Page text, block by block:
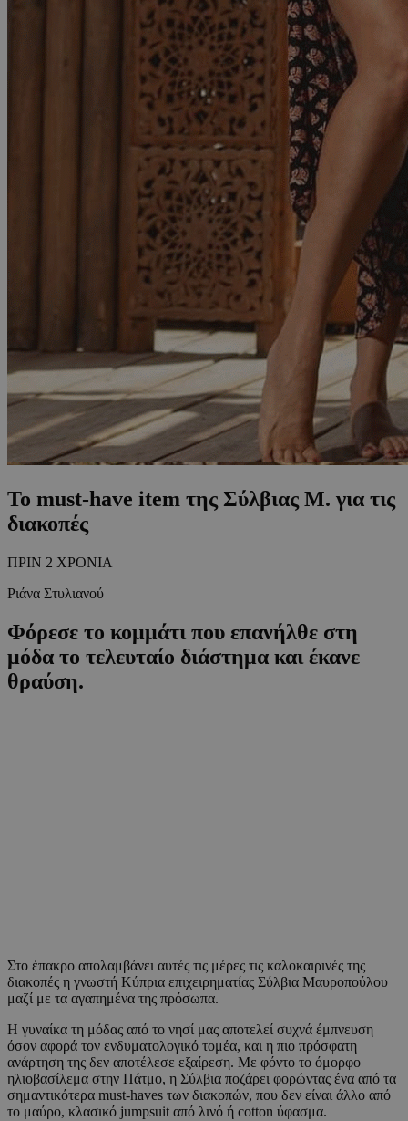
Το must-have item της Σύλβιας Μ. για τις
διακοπές
ΠΡΙΝ 2 ΧΡΟΝΙΑ
Ριάνα Στυλιανού
Φόρεσε το κομμάτι που επανήλθε στη
μόδα το τελευταίο διάστημα και έκανε
θραύση.
Στο έπακρο απολαμβάνει αυτές τις μέρες τις καλοκαιρινές της
διακοπές η γνωστή Κύπρια επιχειρηματίας Σύλβια Μαυροπούλου
μαζί με τα αγαπημένα της πρόσωπα.
Η γυναίκα τη μόδας από το νησί μας αποτελεί συχνά έμπνευση
όσον αφορά τον ενδυματολογικό τομέα, και η πιο πρόσφατη
ανάρτηση της δεν αποτέλεσε εξαίρεση. Με φόντο το όμορφο
ηλιοβασίλεμα στην Πάτμο, η Σύλβια ποζάρει φορώντας ένα από τα
σημαντικότερα must-haves των διακοπών, που δεν είναι άλλο από
το μαύρο, κλασικό jumpsuit από λινό ή cotton ύφασμα.